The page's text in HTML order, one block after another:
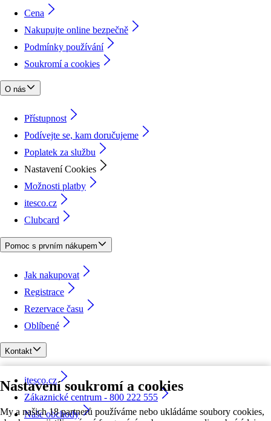
Nastavení soukromí a cookies
My a našich 18 partnerů používáme nebo ukládáme soubory cookies,
Cena
Nakupujte online bezpečně
Podmínky používání
Soukromí a cookies
O nás
Přístupnost
Podívejte se, kam doručujeme
Poplatek za službu
Nastavení Cookies
Možnosti platby
itesco.cz
Clubcard
Pomoc s prvním nákupem
Jak nakupovat
Registrace
Rezervace času
Oblíbené
Kontakt
itesco.cz
Zákaznické centrum - 800 222 555
Naše obchody